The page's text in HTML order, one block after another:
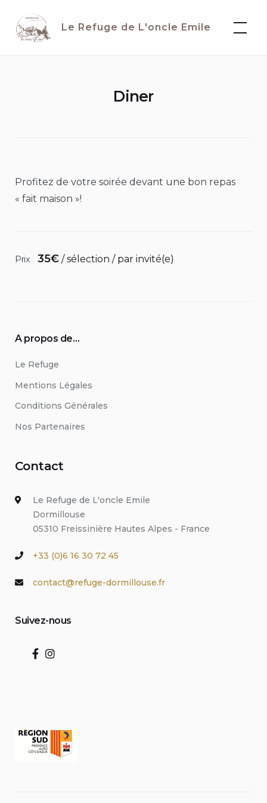
content
Le Refuge de L'oncle Emile
Diner
Profitez de votre soirée devant une bon repas
« fait maison »!
Prix 35€ / sélection / par invité(e)
A propos de…
Le Refuge
Mentions Légales
Conditions Générales
Nos Partenaires
Contact
Le Refuge de L'oncle Emile
Dormillouse
05310 Freissinière Hautes Alpes - France
+33 (0)6 16 30 72 45
contact@refuge-dormillouse.fr
Suivez-nous